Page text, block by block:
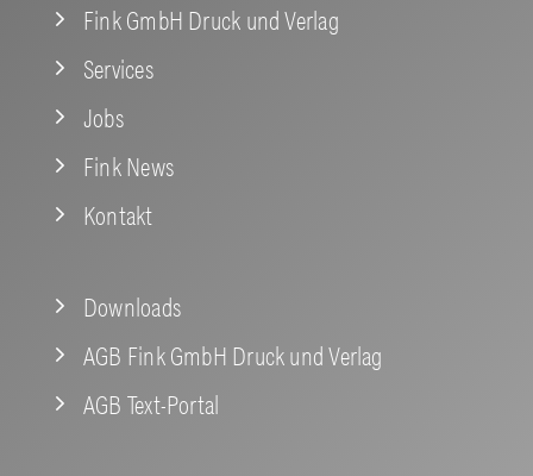
Fink GmbH Druck und Verlag
Services
Jobs
Fink News
Kontakt
Downloads
AGB Fink GmbH Druck und Verlag
AGB Text-Portal